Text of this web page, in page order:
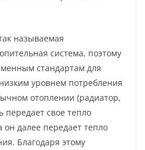
называемая
система, поэтому
стандартам для
уровнем потребления
отоплении (радиатор,
передает свое тепло
далее передает тепло
Благодаря этому